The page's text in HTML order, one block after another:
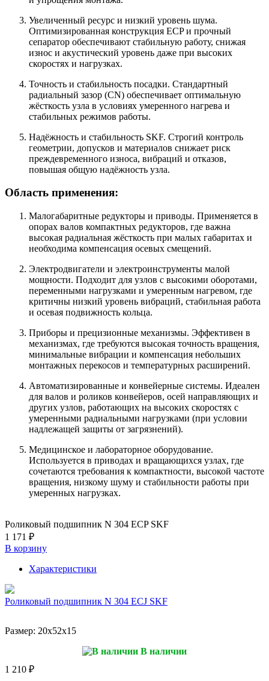
Увеличенный ресурс и низкий уровень шума.
Оптимизированная конструкция ECP и прочный
сепаратор обеспечивают стабильную работу, снижая
износ и акустический уровень даже при высоких
скоростях и нагрузках.
Точность и стабильность посадки. Стандартный
радиальный зазор (CN) обеспечивает оптимальную
жёсткость узла в условиях умеренного нагрева и
стабильных режимов работы.
Надёжность и стабильность SKF. Строгий контроль
геометрии, допусков и материалов снижает риск
преждевременного износа, вибраций и отказов,
повышая общую надёжность узла.
Область применения:
Малогабаритные редукторы и приводы. Применяется в
опорах валов компактных редукторов, где важна
высокая радиальная жёсткость при малых габаритах и
необходима компенсация осевых смещений.
Электродвигатели и электроинструменты малой
мощности. Подходит для узлов с высокими оборотами,
переменными нагрузками и умеренным нагревом, где
критичны низкий уровень вибраций, стабильная работа
и осевая подвижность кольца.
Приборы и прецизионные механизмы. Эффективен в
механизмах, где требуются высокая точность вращения,
минимальные вибрации и компенсация небольших
монтажных перекосов и температурных расширений.
Автоматизированные и конвейерные системы. Идеален
для валов и роликов конвейеров, осей направляющих и
других узлов, работающих на высоких скоростях с
умеренными радиальными нагрузками (при условии
надлежащей защиты от загрязнений).
Медицинское и лабораторное оборудование.
Используется в приводах и вращающихся узлах, где
сочетаются требования к компактности, высокой частоте
вращения, низкому шуму и стабильности работы при
умеренных нагрузках.
Роликовый подшипник N 304 ECP SKF
1 171 ₽
В корзину
Характеристики
Роликовый подшипник N 304 ECJ SKF
Размер: 20x52x15
В наличии
1 210 ₽